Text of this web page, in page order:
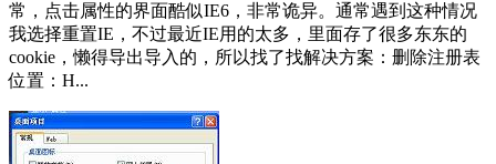
常，点击属性的界面酷似IE6，非常诡异。通常遇到这种情况
我选择重置IE，不过最近IE用的太多，里面存了很多东东的
cookie，懒得导出导入的，所以找了找解决方案：删除注册表
位置：H...